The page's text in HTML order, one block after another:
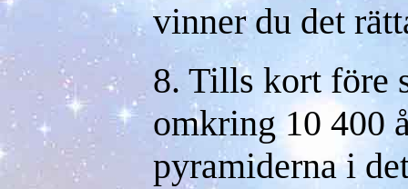
vinner du det
8. Tills kort före
omkring 10 400
pyramiderna i